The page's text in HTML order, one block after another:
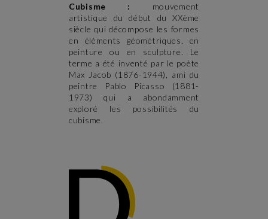
Cubisme : mouvement
artistique du début du XXème
siècle qui décompose les formes
en éléments géométriques, en
peinture ou en sculpture. Le
terme a été inventé par le poète
Max Jacob (1876-1944), ami du
peintre Pablo Picasso (1881-
1973) qui a abondamment
exploré les possibilités du
cubisme.